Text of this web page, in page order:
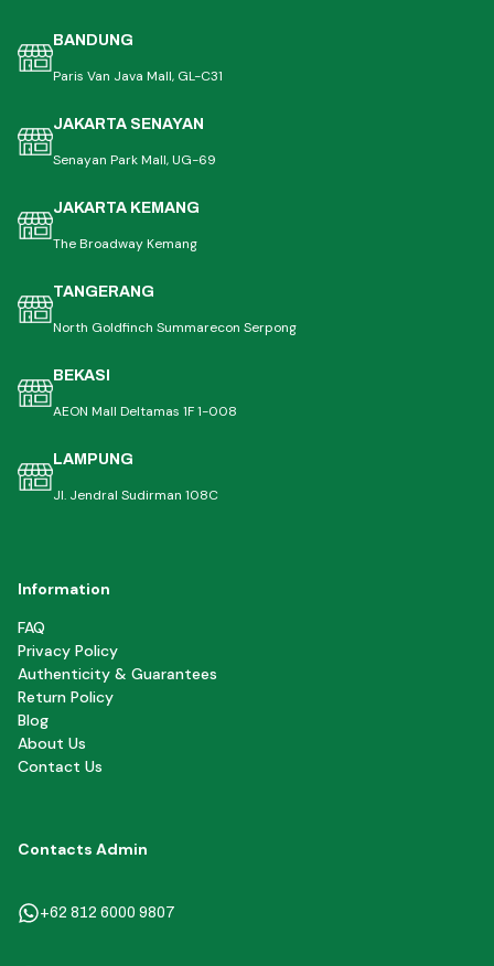
BANDUNG
Paris Van Java Mall, GL-C31
JAKARTA SENAYAN
Senayan Park Mall, UG-69
JAKARTA KEMANG
The Broadway Kemang
TANGERANG
North Goldfinch Summarecon Serpong
BEKASI
AEON Mall Deltamas 1F 1-008
LAMPUNG
Jl. Jendral Sudirman 108C
Information
FAQ
Privacy Policy
Authenticity & Guarantees
Return Policy
Blog
About Us
Contact Us
Contacts Admin
+62 812 6000 9807